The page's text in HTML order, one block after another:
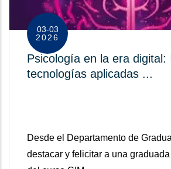
03-03
2026
Psicología en la era digital:
tecnologías aplicadas ...
Desde el Departamento de
destacar y felicitar a una